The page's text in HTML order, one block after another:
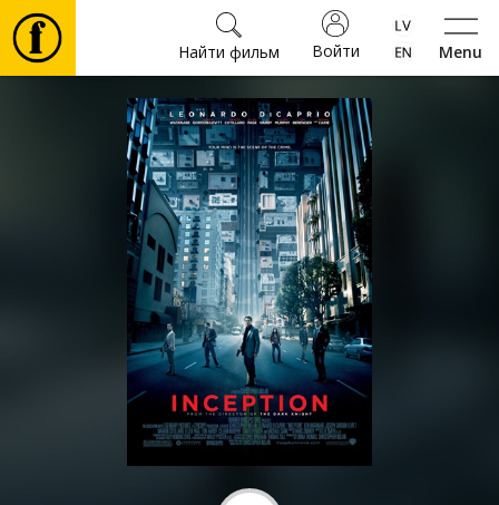
Menu
Войти
Найти фильм
Фильмы
Культура
Мероприятия
Новости